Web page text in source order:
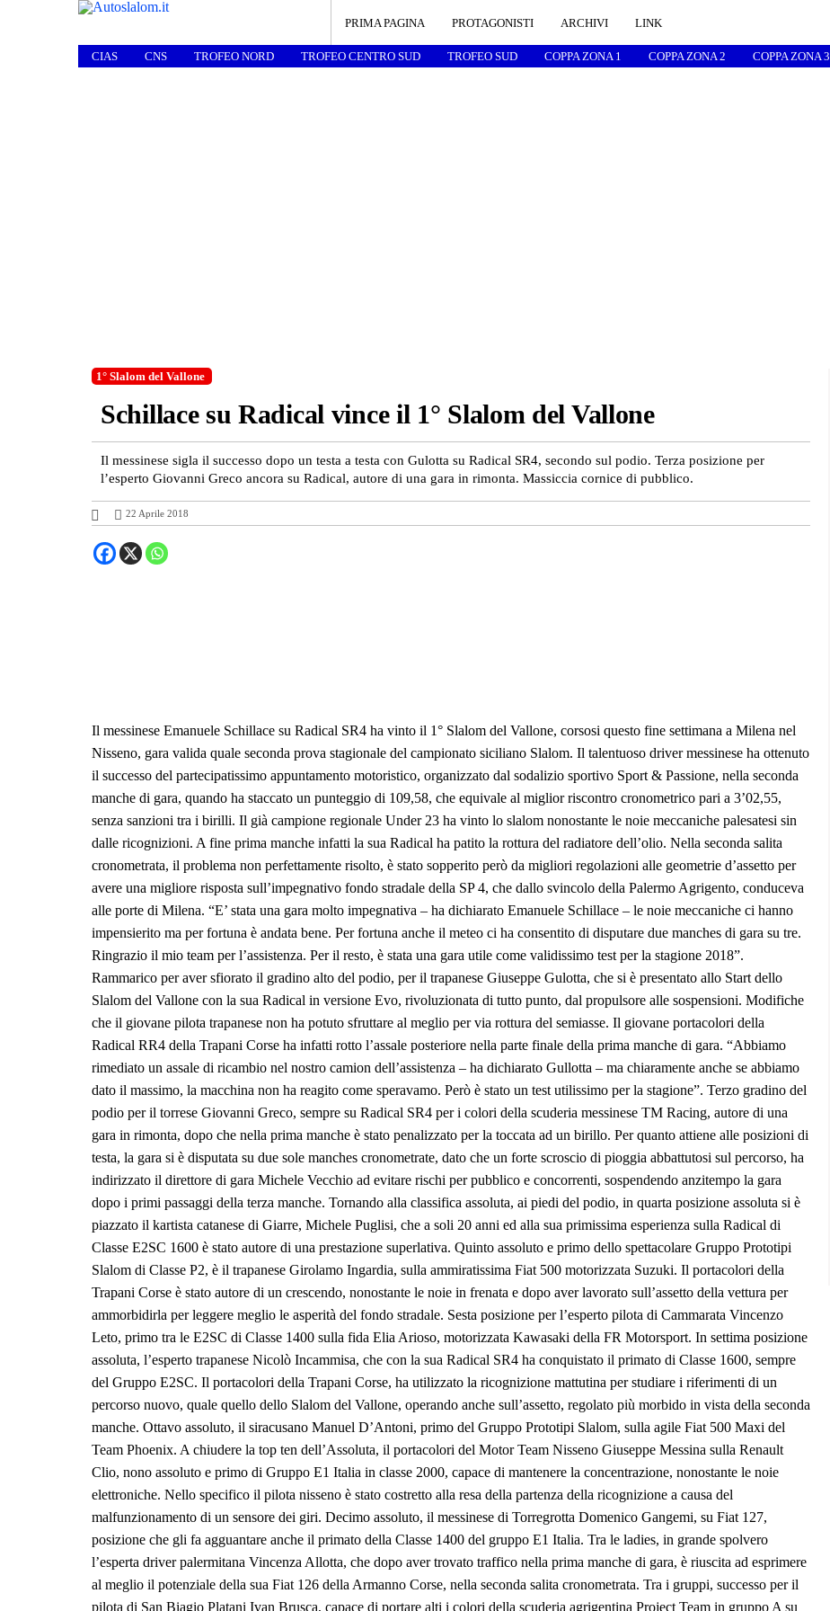
PRIMA PAGINA PROTAGONISTI ARCHIVI LINK
CIAS CNS TROFEO NORD TROFEO CENTRO SUD TROFEO SUD COPPA ZONA 1 COPPA ZONA 2 COPPA ZONA 3
1° Slalom del Vallone
Schillace su Radical vince il 1° Slalom del Vallone
Il messinese sigla il successo dopo un testa a testa con Gulotta su Radical SR4, secondo sul podio. Terza posizione per
l’esperto Giovanni Greco ancora su Radical, autore di una gara in rimonta. Massiccia cornice di pubblico.
22 Aprile 2018
Il messinese Emanuele Schillace su Radical SR4 ha vinto il 1° Slalom del Vallone, corsosi questo fine settimana a Milena nel
Nisseno, gara valida quale seconda prova stagionale del campionato siciliano Slalom. Il talentuoso driver messinese ha ottenuto
il successo del partecipatissimo appuntamento motoristico, organizzato dal sodalizio sportivo Sport & Passione, nella seconda
manche di gara, quando ha staccato un punteggio di 109,58, che equivale al miglior riscontro cronometrico pari a 3’02,55,
senza sanzioni tra i birilli. Il già campione regionale Under 23 ha vinto lo slalom nonostante le noie meccaniche palesatesi sin
dalle ricognizioni. A fine prima manche infatti la sua Radical ha patito la rottura del radiatore dell’olio. Nella seconda salita
cronometrata, il problema non perfettamente risolto, è stato sopperito però da migliori regolazioni alle geometrie d’assetto per
avere una migliore risposta sull’impegnativo fondo stradale della SP 4, che dallo svincolo della Palermo Agrigento, conduceva
alle porte di Milena. “E’ stata una gara molto impegnativa – ha dichiarato Emanuele Schillace – le noie meccaniche ci hanno
impensierito ma per fortuna è andata bene. Per fortuna anche il meteo ci ha consentito di disputare due manches di gara su tre.
Ringrazio il mio team per l’assistenza. Per il resto, è stata una gara utile come validissimo test per la stagione 2018”.
Rammarico per aver sfiorato il gradino alto del podio, per il trapanese Giuseppe Gulotta, che si è presentato allo Start dello
Slalom del Vallone con la sua Radical in versione Evo, rivoluzionata di tutto punto, dal propulsore alle sospensioni. Modifiche
che il giovane pilota trapanese non ha potuto sfruttare al meglio per via rottura del semiasse. Il giovane portacolori della
Radical RR4 della Trapani Corse ha infatti rotto l’assale posteriore nella parte finale della prima manche di gara. “Abbiamo
rimediato un assale di ricambio nel nostro camion dell’assistenza – ha dichiarato Gullotta – ma chiaramente anche se abbiamo
dato il massimo, la macchina non ha reagito come speravamo. Però è stato un test utilissimo per la stagione”. Terzo gradino del
podio per il torrese Giovanni Greco, sempre su Radical SR4 per i colori della scuderia messinese TM Racing, autore di una
gara in rimonta, dopo che nella prima manche è stato penalizzato per la toccata ad un birillo. Per quanto attiene alle posizioni di
testa, la gara si è disputata su due sole manches cronometrate, dato che un forte scroscio di pioggia abbattutosi sul percorso, ha
indirizzato il direttore di gara Michele Vecchio ad evitare rischi per pubblico e concorrenti, sospendendo anzitempo la gara
dopo i primi passaggi della terza manche. Tornando alla classifica assoluta, ai piedi del podio, in quarta posizione assoluta si è
piazzato il kartista catanese di Giarre, Michele Puglisi, che a soli 20 anni ed alla sua primissima esperienza sulla Radical di
Classe E2SC 1600 è stato autore di una prestazione superlativa. Quinto assoluto e primo dello spettacolare Gruppo Prototipi
Slalom di Classe P2, è il trapanese Girolamo Ingardia, sulla ammiratissima Fiat 500 motorizzata Suzuki. Il portacolori della
Trapani Corse è stato autore di un crescendo, nonostante le noie in frenata e dopo aver lavorato sull’assetto della vettura per
ammorbidirla per leggere meglio le asperità del fondo stradale. Sesta posizione per l’esperto pilota di Cammarata Vincenzo
Leto, primo tra le E2SC di Classe 1400 sulla fida Elia Arioso, motorizzata Kawasaki della FR Motorsport. In settima posizione
assoluta, l’esperto trapanese Nicolò Incammisa, che con la sua Radical SR4 ha conquistato il primato di Classe 1600, sempre
del Gruppo E2SC. Il portacolori della Trapani Corse, ha utilizzato la ricognizione mattutina per studiare i riferimenti di un
percorso nuovo, quale quello dello Slalom del Vallone, operando anche sull’assetto, regolato più morbido in vista della seconda
manche. Ottavo assoluto, il siracusano Manuel D’Antoni, primo del Gruppo Prototipi Slalom, sulla agile Fiat 500 Maxi del
Team Phoenix. A chiudere la top ten dell’Assoluta, il portacolori del Motor Team Nisseno Giuseppe Messina sulla Renault
Clio, nono assoluto e primo di Gruppo E1 Italia in classe 2000, capace di mantenere la concentrazione, nonostante le noie
elettroniche. Nello specifico il pilota nisseno è stato costretto alla resa della partenza della ricognizione a causa del
malfunzionamento di un sensore dei giri. Decimo assoluto, il messinese di Torregrotta Domenico Gangemi, su Fiat 127,
posizione che gli fa agguantare anche il primato della Classe 1400 del gruppo E1 Italia. Tra le ladies, in grande spolvero
l’esperta driver palermitana Vincenza Allotta, che dopo aver trovato traffico nella prima manche di gara, è riuscita ad esprimere
al meglio il potenziale della sua Fiat 126 della Armanno Corse, nella seconda salita cronometrata. Tra i gruppi, successo per il
pilota di San Biagio Platani Ivan Brusca, capace di portare alti i colori della scuderia agrigentina Project Team in gruppo A su